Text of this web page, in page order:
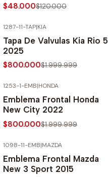
$48.000$120.000
1287-11-TAP|KIA
Tapa De Valvulas Kia Rio 5
2025
$800.000$1.999.999
1253-1-EMB|HONDA
Emblema Frontal Honda
New City 2022
$800.000$1.999.999
1098-11-EMB|MAZDA
Emblema Frontal Mazda
New 3 Sport 2015